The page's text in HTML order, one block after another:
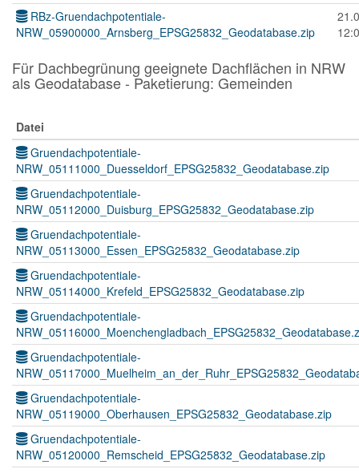
RBz-Gruendachpotentiale-
NRW_05900000_Arnsberg_EPSG25832_Geodatabase.zip
Für Dachbegrünung geeignete Dachflächen in NRW
als Geodatabase - Paketierung: Gemeinden
Datei
Gruendachpotentiale-
NRW_05111000_Duesseldorf_EPSG25832_Geodatabase.zip
Gruendachpotentiale-
NRW_05112000_Duisburg_EPSG25832_Geodatabase.zip
Gruendachpotentiale-
NRW_05113000_Essen_EPSG25832_Geodatabase.zip
Gruendachpotentiale-
NRW_05114000_Krefeld_EPSG25832_Geodatabase.zip
Gruendachpotentiale-
Gruendachpotentiale-
Gruendachpotentiale-
NRW_05119000_Oberhausen_EPSG25832_Geodatabase.zip
Gruendachpotentiale-
NRW_05120000_Remscheid_EPSG25832_Geodatabase.zip